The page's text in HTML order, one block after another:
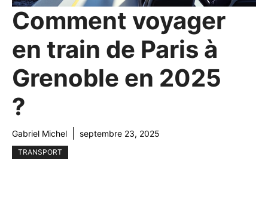
Comment voyager
en train de Paris à
Grenoble en 2025
?
Gabriel Michel septembre 23, 2025
TRANSPORT